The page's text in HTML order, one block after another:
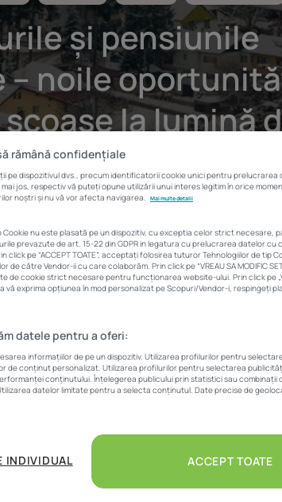
și pensiunile
– noile
la lumină
pandemie
Corina Sfia 19 octombrie 2021 7 Min
rămână confidențiale
pe dispozitivul dvs., precum identificatorii cookie unici pentru
jos, respectiv vă puteți opune utilizării unui interes legitim în orice
noștri și nu vă vor afecta navigarea. Mai multe detalii
nu este plasată pe un dispozitiv, cu exceptia celor strict necesare,
prevazute de art. 15-22 din GDPR in legatura cu prelucrarea datelor
click pe “ACCEPT TOATE”, acceptați folosirea tuturor Tehnologiilor de tip
către Vendor-ii cu care colaborăm. Prin click pe “VREAU SA MODIFIC
cookie strict necesare pentru funcționarea website-ului. Prin click pe
a vă exprima opțiunea în mod personalizat pe Scopuri/Vendor-i,
datele pentru a oferi:
informațiilor de pe un dispozitiv. Utilizarea profilurilor pentru
de conținut personalizat. Utilizarea profilurilor pentru selectarea
conținutului. Înțelegerea publicului prin statistici sau combinații
datelor limitate pentru a selecta conținutul. Date precise de
INDIVIDUAL ACCEPT TOATE